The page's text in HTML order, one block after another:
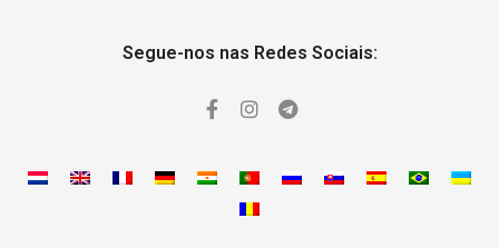
Segue-nos nas Redes Sociais: